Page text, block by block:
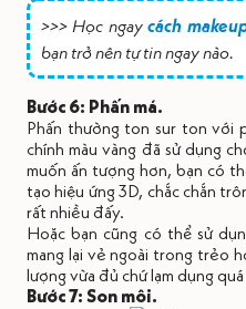
>>> Học ngaycách
bạn trở nên tự tin ngay nào.
Bước 6: Phấn má.
Phấn thường ton sur ton với
chính màu vàng đã sử dụng
muốn ấn tượng hơn, bạn có
tạo hiệu ứng 3D, chắc chắn
rất nhiều đấy.
Hoặc bạn cũng có thể sử
mang lại vẻ ngoài trong trẻo
lượng vừa đủ chứ lạm dụng
Bước 7: Son môi.